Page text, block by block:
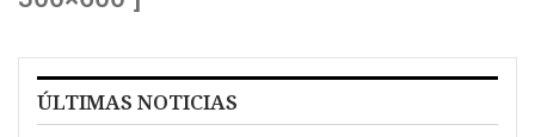
ÚLTIMAS NOTICIAS